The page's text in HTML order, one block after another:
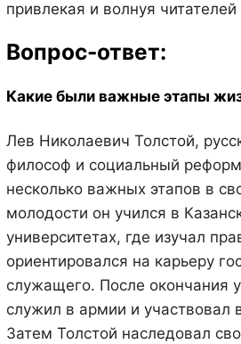
привлекая и волнуя
Вопрос-ответ:
Какие были важные этапы
Лев Николаевич Толстой,
философ и социальный
несколько важных этапов в
молодости он учился в
университетах, где изучал
ориентировался на карьеру
служащего. После окончания
служил в армии и участвовал
Затем Толстой наследовал